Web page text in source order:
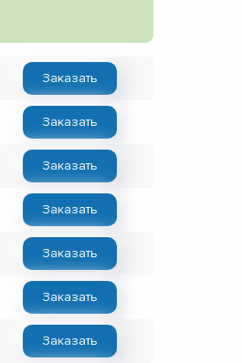
Заказать
Заказать
Заказать
Заказать
Заказать
Заказать
Заказать